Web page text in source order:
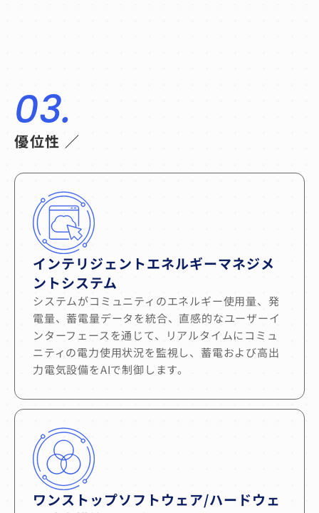
03.
優位性 ／
インテリジェントエネルギーマネジメ
ントシステム
システムがコミュニティのエネルギー使用量、発
電量、蓄電量データを統合、直感的なユーザーイ
ンターフェースを通じて、リアルタイムにコミュ
ニティの電力使用状況を監視し、蓄電および高出
力電気設備をAIで制御します。
ワンストップソフトウェア/ハードウェ